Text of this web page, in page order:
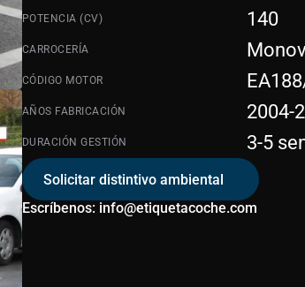
POTENCIA (CV) 140
CARROCERÍA
CÓDIGO MOTOR
AÑOS FABRICACIÓN 2004-
DURACIÓN GESTIÓN 3-5
Solicitar distintivo ambiental
Escríbenos: info@etiquetacoche.com